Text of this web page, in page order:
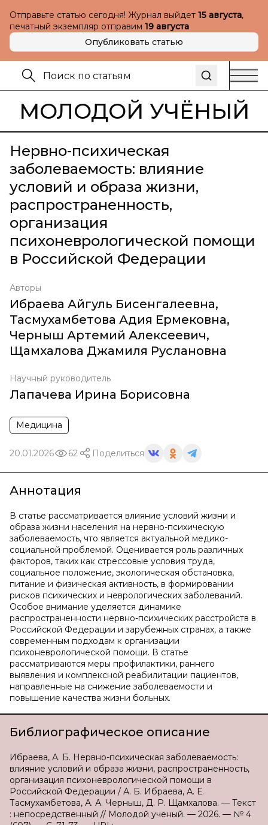
Отправьте статью сегодня! Журнал выйдет 15 августа,
печатный экземпляр отправим 19 августа
Опубликовать статью
МОЛОДОЙ УЧЁНЫЙ
Нервно-психическая
заболеваемость: влияние
условий и образа жизни,
распространенность,
организация
психоневрологической помощи
в Российской Федерации
Авторы
Ибраева Айгуль Бисенгалеевна,
Тасмухамбетова Адия Ермековна,
Черныш Артемий Алексеевич,
Щамхалова Джамиля Руслановна
Научный руководитель
Лапачева Ирина Борисовна
Медицина
20.01.2026 62 Поделиться
Аннотация
В статье рассматривается влияние условий жизни и
образа жизни населения на нервно-психическую
заболеваемость, что является актуальной медико-
социальной проблемой. Оценивается роль различных
факторов, таких как стрессовые условия труда,
социальное положение, экологическая обстановка,
питание и физическая активность, в формировании
рисков психических и неврологических заболеваний.
Особое внимание уделяется динамике
распространенности нервно-психических расстройств в
Российской Федерации и зарубежных странах, а также
современным подходам к организации
психоневрологической помощи. В статье
рассматриваются меры профилактики, раннего
выявления и комплексной реабилитации пациентов,
направленные на снижение заболеваемости и
повышение качества жизни больных.
Библиографическое описание
Ибраева, А. Б. Нервно-психическая заболеваемость:
влияние условий и образа жизни, распространенность,
организация психоневрологической помощи в
Российской Федерации / А. Б. Ибраева, А. Е.
Тасмухамбетова, А. А. Черныш, Д. Р. Щамхалова. — Текст
: непосредственный // Молодой ученый. — 2026. — № 4